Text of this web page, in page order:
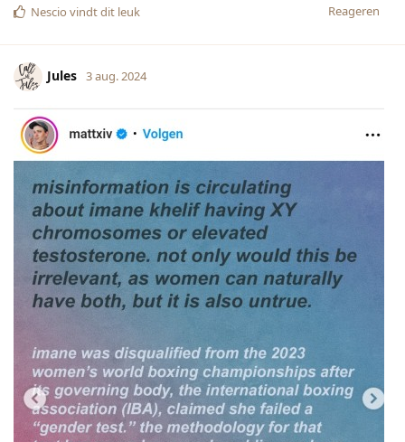
Reageren
Nescio vindt dit leuk
Jules 3 aug. 2024